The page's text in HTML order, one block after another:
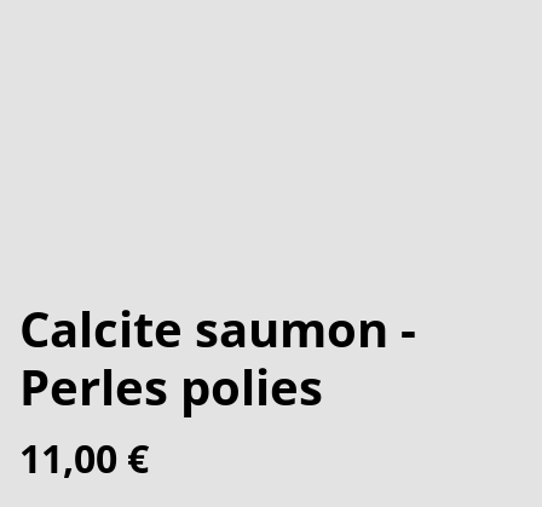
Calcite saumon -
Perles polies
11,00 €